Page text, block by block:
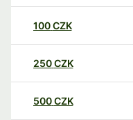
100CZK
250CZK
500CZK